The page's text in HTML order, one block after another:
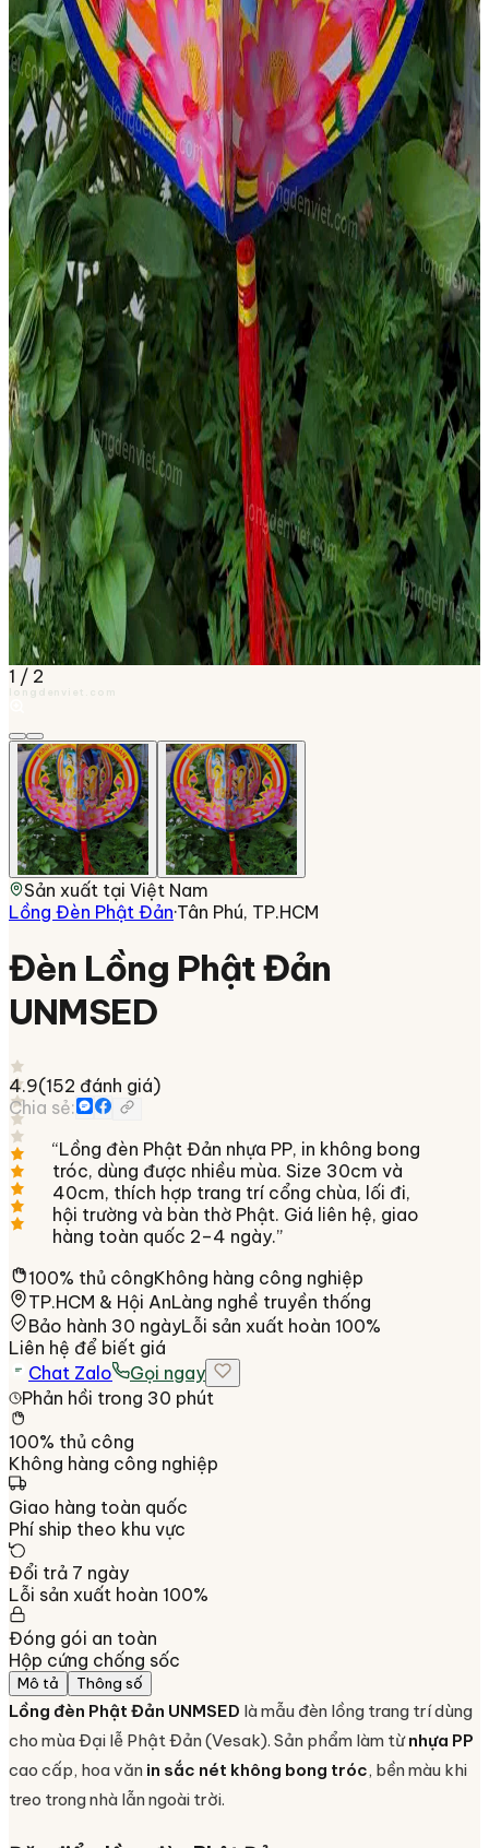
1 / 2
longdenviet.com
Sản xuất tại Việt Nam
Lồng Đèn Phật Đản·Tân Phú, TP.HCM
Đèn Lồng Phật Đản
UNMSED
4.9(152 đánh giá)
Chia sẻ:
“Lồng đèn Phật Đản nhựa PP, in không bong
tróc, dùng được nhiều mùa. Size 30cm và
40cm, thích hợp trang trí cổng chùa, lối đi,
hội trường và bàn thờ Phật. Giá liên hệ, giao
hàng toàn quốc 2–4 ngày.”
100% thủ côngKhông hàng công nghiệp
TP.HCM & Hội AnLàng nghề truyền thống
Bảo hành 30 ngàyLỗi sản xuất hoàn 100%
Liên hệ để biết giá
Chat Zalo
Gọi ngay
Phản hồi trong 30 phút
100% thủ công
Không hàng công nghiệp
Giao hàng toàn quốc
Phí ship theo khu vực
Đổi trả 7 ngày
Lỗi sản xuất hoàn 100%
Đóng gói an toàn
Hộp cứng chống sốc
Mô tả Thông số
Lồng đèn Phật Đản UNMSED là mẫu đèn lồng trang trí dùng
cho mùa Đại lễ Phật Đản (Vesak). Sản phẩm làm từnhựa PP
cao cấp, hoa văn in sắc nét không bong tróc, bền màu khi
treo trong nhà lẫn ngoài trời.